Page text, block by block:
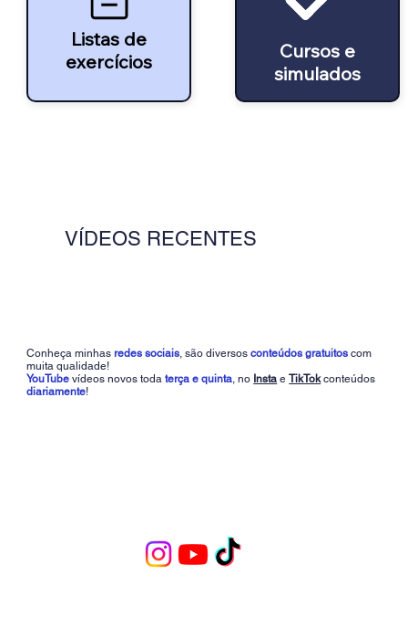
Listas de
exercícios
Cursos e
simulados
VÍDEOS RECENTES
Conheça minhas redes sociais , são diversosconteúdos gratuitos com
muita qualidade!
YouTube vídeos novos todaterça e quinta , no Insta eTikTokconteúdos
diariamente!